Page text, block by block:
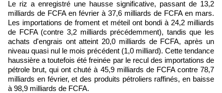
Le riz a enregistré une hausse significative, passant de 13,2
milliards de FCFA en février à 37,6 milliards de FCFA en mars.
Les importations de froment et méteil ont bondi à 24,2 milliards
de FCFA (contre 3,2 milliards précédemment), tandis que les
achats d'engrais ont atteint 20,0 milliards de FCFA, après un
niveau quasi nul le mois précédent (1,0 milliard). Cette tendance
haussière a toutefois été freinée par le recul des importations de
pétrole brut, qui ont chuté à 45,9 milliards de FCFA contre 78,7
milliards en février, et des produits pétroliers raffinés, en baisse
à 98,9 milliards de FCFA.